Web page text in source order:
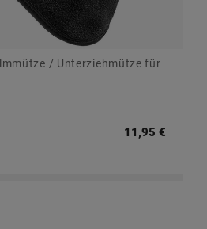
/ Unterziehmütze für
11,95 €